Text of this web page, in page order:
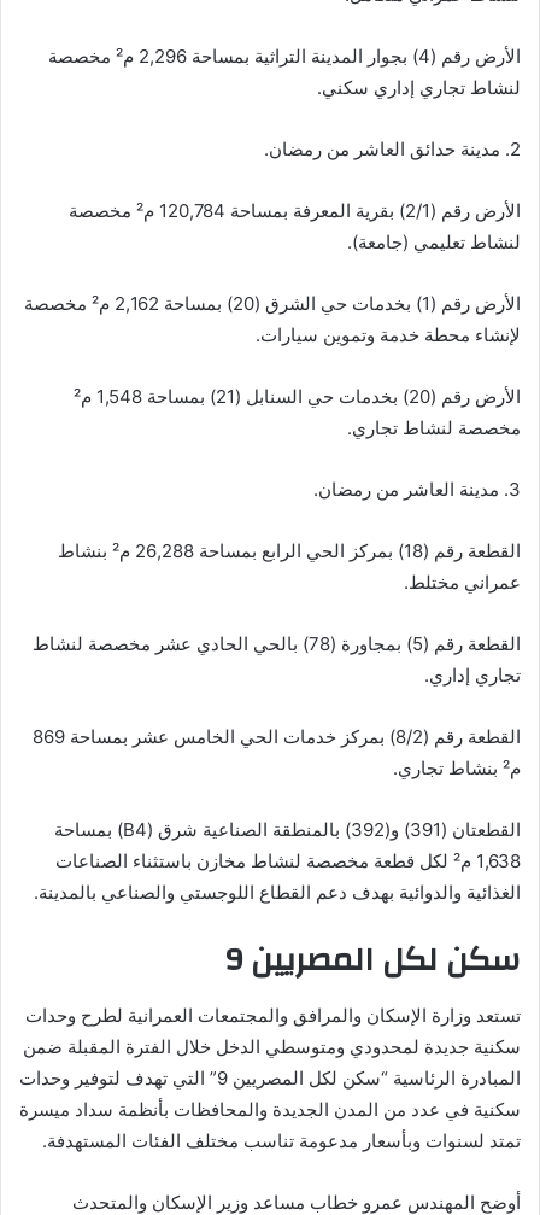
الأرض رقم (4) بجوار المدينة التراثية بمساحة 2,296 م² مخصصة
لنشاط تجاري إداري سكني.
2. مدينة حدائق العاشر من رمضان.
الأرض رقم (2/1) بقرية المعرفة بمساحة 120,784 م² مخصصة
لنشاط تعليمي (جامعة).
الأرض رقم (1) بخدمات حي الشرق (20) بمساحة 2,162 م² مخصصة
لإنشاء محطة خدمة وتموين سيارات.
الأرض رقم (20) بخدمات حي السنابل (21) بمساحة 1,548 م²
مخصصة لنشاط تجاري.
3. مدينة العاشر من رمضان.
القطعة رقم (18) بمركز الحي الرابع بمساحة 26,288 م² بنشاط
عمراني مختلط.
القطعة رقم (5) بمجاورة (78) بالحي الحادي عشر مخصصة لنشاط
تجاري إداري.
القطعة رقم (8/2) بمركز خدمات الحي الخامس عشر بمساحة 869
م² بنشاط تجاري.
القطعتان (391) و(392) بالمنطقة الصناعية شرق (B4) بمساحة
1,638 م² لكل قطعة مخصصة لنشاط مخازن باستثناء الصناعات
الغذائية والدوائية بهدف دعم القطاع اللوجستي والصناعي بالمدينة.
سكن لكل المصريين 9
تستعد وزارة الإسكان والمرافق والمجتمعات العمرانية لطرح وحدات
سكنية جديدة لمحدودي ومتوسطي الدخل خلال الفترة المقبلة ضمن
المبادرة الرئاسية “سكن لكل المصريين 9” التي تهدف لتوفير وحدات
سكنية في عدد من المدن الجديدة والمحافظات بأنظمة سداد ميسرة
تمتد لسنوات وبأسعار مدعومة تناسب مختلف الفئات المستهدفة.
أوضح المهندس عمرو خطاب مساعد وزير الإسكان والمتحدث